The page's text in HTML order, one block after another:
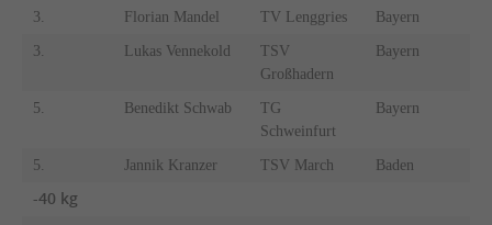
3. Florian Mandel TV Lenggries Bayern
3. Lukas Vennekold
TSV
Großhadern
Bayern
5. Benedikt Schwab
TG
Schweinfurt
Bayern
5. Jannik Kranzer TSV March Baden
-40 kg